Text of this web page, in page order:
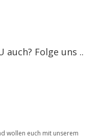
Folge uns ..
wollen euch mit unserem